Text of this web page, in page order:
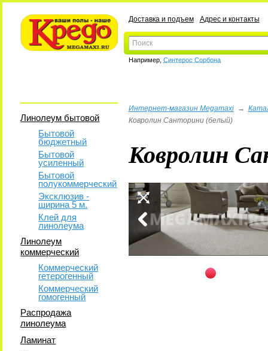
Доставка и подъем Адрес и контакты
Например, Синтерос Сорбона
Линолеум бытовой
Бытовой
бюджетный
Бытовой
усиленный
Бытовой
полукоммерческий
Эксклюзив -
ширина 5 м.
Клей для
линолеума
Линолеум
коммерческий
Коммерческий
гетерогенный
Коммерческий
гомогенный
Распродажа
линолеума
Ламинат
Интернет-магазин Megamaxi→
Ковролин Санторини (белый)
Ковролин